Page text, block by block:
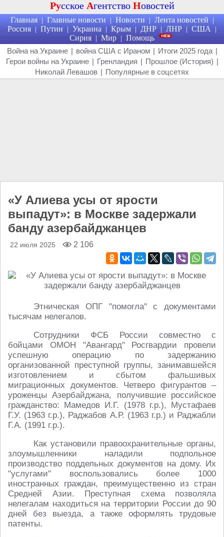
Русское Агентство Новостей
Главная | Главные новости | Новости | Лента новостей |
Россия | Путин | Украина | Крым | ДНР | ЛНР | США |
Сирия | Мир | Помощь
Война на Украине | война США с Ираном | Итоги 2025 года |
Герои войны на Украине | Гренландия | Прошлое (История) |
Николай Левашов | Популярные в соцсетях
«У Алиева усы от ярости
выпадут»: в Москве задержали
банду азербайджанцев
22 июля 2025 2 106
Этническая ОПГ "помогла" с документами
тысячам нелегалов.
Сотрудники ФСБ России совместно с
бойцами ОМОН "Авангард" Росгвардии провели
успешную операцию по задержанию
организованной преступной группы, занимавшейся
изготовлением и сбытом фальшивых
миграционных документов. Четверо фигурантов –
уроженцы Азербайджана, получившие российское
гражданство: Мамедов И.Г. (1978 г.р.), Мустафаев
Г.У. (1963 г.р.), Раджабов А.Р. (1963 г.р.) и Раджабли
Г.А. (1991 г.р.).
Как установили правоохранительные органы,
злоумышленники наладили подпольное
производство поддельных документов на дому. Их
"услугами" воспользовались более 1000
иностранных граждан, преимущественно из стран
Средней Азии. Преступная схема позволяла
нелегалам находиться на территории России до 90
дней без выезда, а также оформлять трудовые
патенты.